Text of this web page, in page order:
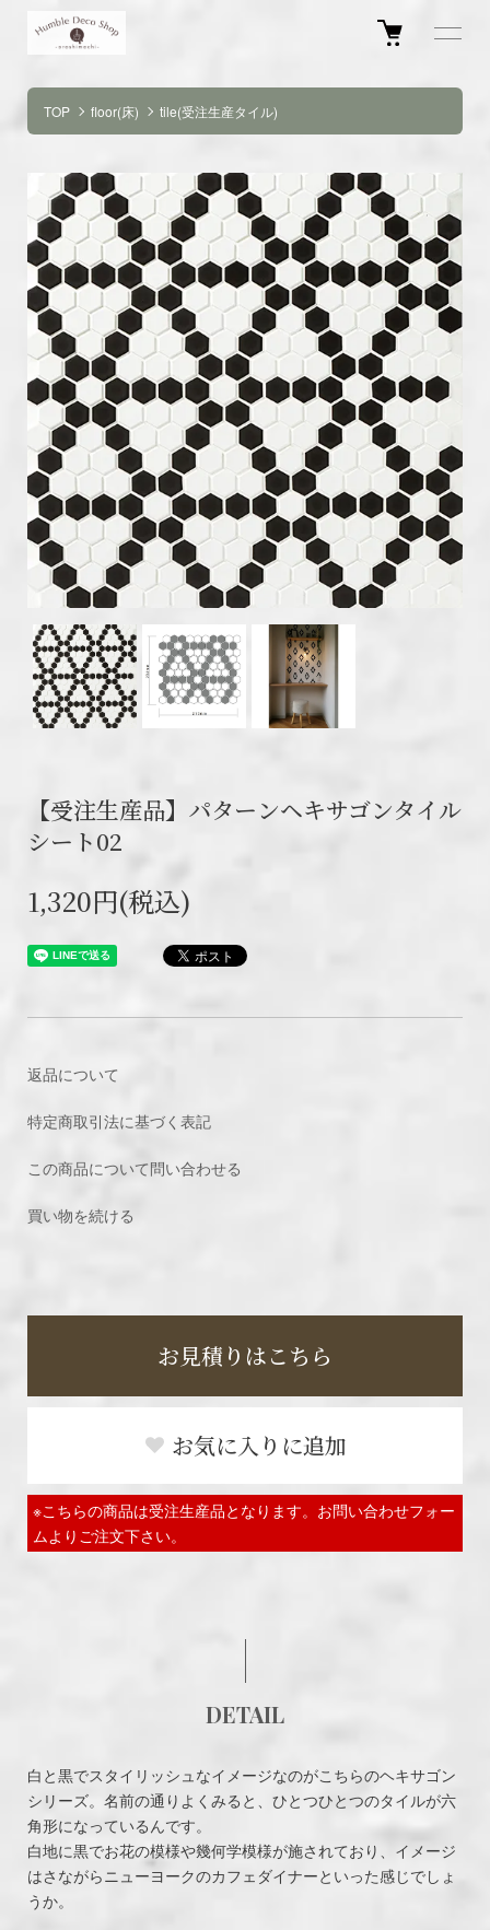
TOP floor(床) tile(受注生産タイル)
【受注生産品】パターンヘキサゴンタイル
シート02
1,320円(税込)
返品について
特定商取引法に基づく表記
この商品について問い合わせる
買い物を続ける
お見積りはこちら
お気に入りに追加
※こちらの商品は受注生産品となります。お問い合わせフォー
ムよりご注文下さい。
DETAIL
白と黒でスタイリッシュなイメージなのがこちらのヘキサゴン
シリーズ。名前の通りよくみると、ひとつひとつのタイルが六
角形になっているんです。
白地に黒でお花の模様や幾何学模様が施されており、イメージ
はさながらニューヨークのカフェダイナーといった感じでしょ
うか。